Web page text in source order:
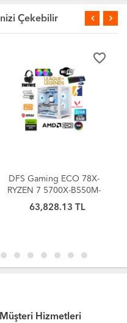
Çekebilir
favorite_border
DFS Gaming ECO 78X-
RYZEN 7 5700X-B550M-
RTX 5060 8GB-32GB
RAM-1TB M.2 SSD-SIVI
63,828.13 TL
Müşteri Hizmetleri